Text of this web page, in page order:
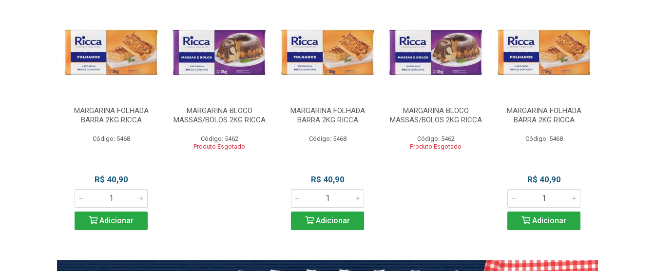
MARGARINA FOLHADA
BARRA 2KG RICCA
Código: 5468
R$ 40,90
Adicionar
MARGARINA BLOCO
MASSAS/BOLOS 2KG RICCA
Código: 5462
Produto Esgotado
MARGARINA FOLHADA
BARRA 2KG RICCA
Código: 5468
R$ 40,90
Adicionar
MARGARINA BLOCO
MASSAS/BOLOS 2KG RICCA
Código: 5462
Produto Esgotado
MARGARINA FOLHADA
BARRA 2KG RICCA
Código: 5468
R$ 40,90
Adicionar